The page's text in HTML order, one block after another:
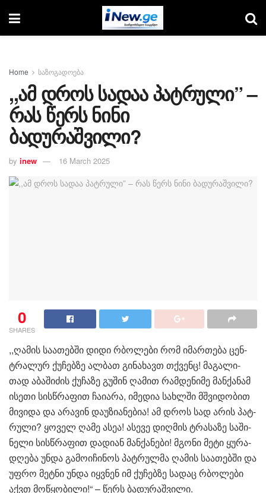
Home საზოგადოება
,,ამ დროს სადაა პატრული” –
რას წერს ნინი
ბადურაშვილი?
by inew 16 March 2025
0
SHARES
,,ღა­მის სა­ა­თებ­ში დიდი რბო­ლე­ბი რომ იმარ­თე­ბა ცენ­
ტრა­ლურ ქუ­ჩებ­ზე ალ­ბათ გი­ნა­ხავთ თქვენც! მა­გა­ლი­
თად აბა­ში­ძის ქუ­ჩა­ზე გუ­შინ ღა­მით რამ­დე­ნი­მე მან­ქა­ნამ
ისე­თი სის­წრა­ფით ჩა­ი­ა­რა, იმე­დია სახ­ლში მშვი­დო­ბით
მი­ვი­და და არა­ვინ და­უ­ზი­ა­ნე­ბია! ამ დროს სად არის პატ­
რუ­ლი? ყო­ველ ღამე ასეა! ასე­ვე დიღ­მის ტრა­სა­ზე სა­ში­
ნე­ლი სის­წრა­ფით და­დი­ან მან­ქა­ნე­ბი! მგო­ნი მეტი ყუ­რა­
დღე­ბა უნდა გა­მო­ი­ჩი­ნოს პატ­რულ­მა ღა­მის სა­ა­თებ­ში და
უფრო მეტ­ნი უნდა იყ­ვნენ იმ ქუ­ჩებ­ზე სა­დაც რბო­ლე­ბი
აქვთ მო­წყო­ბი­ლი!“ – წერს ბა­დუ­რაშ­ვი­ლი.